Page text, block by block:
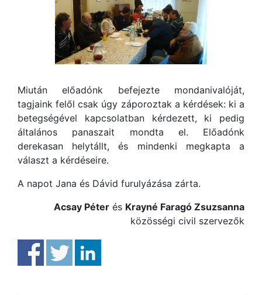
Miután előadónk befejezte mondanivalóját,
tagjaink felől csak úgy záporoztak a kérdések: ki a
betegségével kapcsolatban kérdezett, ki pedig
általános panaszait mondta el. Előadónk
derekasan helytállt, és mindenki megkapta a
választ a kérdéseire.
A napot Jana és Dávid furulyázása zárta.
Acsay Péter és Krayné Faragó Zsuzsanna
közösségi civil szervezők